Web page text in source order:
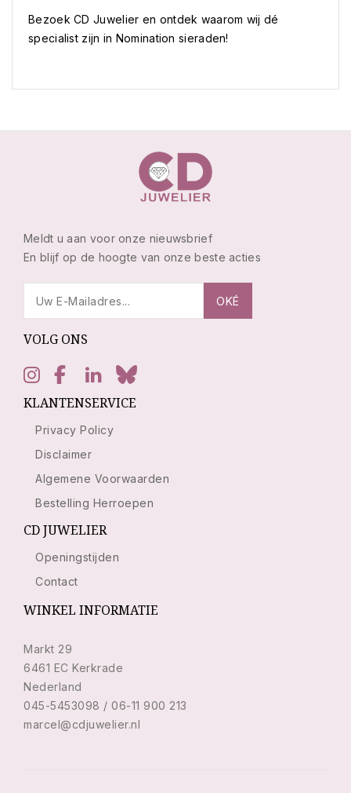
Bezoek CD Juwelier en ontdek waarom wij dé
specialist zijn in Nomination sieraden!
Meldt u aan voor onze nieuwsbrief
En blijf op de hoogte van onze beste acties
VOLG ONS
KLANTENSERVICE
Privacy Policy
Disclaimer
Algemene Voorwaarden
Bestelling Herroepen
CD JUWELIER
Openingstijden
Contact
WINKEL INFORMATIE
Markt 29
6461 EC Kerkrade
Nederland
045-5453098 / 06-11 900 213
marcel@cdjuwelier.nl